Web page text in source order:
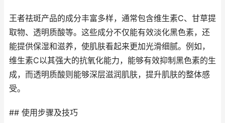
王者祛斑产品的成分丰富多样，通常包含维生素C、甘草提
取物、透明质酸等。这些成分不仅能有效淡化黑色素，还
能提供保湿和滋养，使肌肤看起来更加光滑细腻。例如，
维生素C以其强大的抗氧化能力，能够有效抑制黑色素的生
成，而透明质酸则能够深层滋润肌肤，提升肌肤的整体感
受。
## 使用步骤及技巧